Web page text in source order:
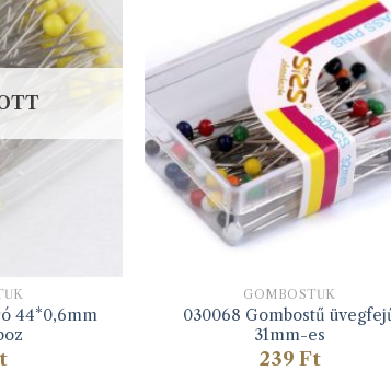
44*0,6mm
GOMBOSTŰK
030068 Gombostű
31mm-es
239 Ft